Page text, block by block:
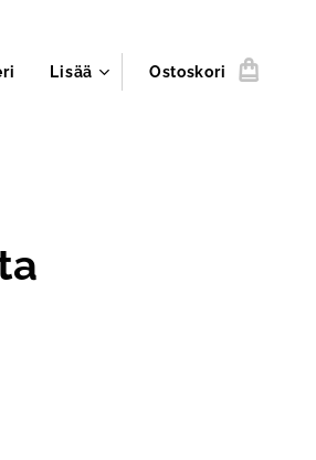
Lisää Ostoskori